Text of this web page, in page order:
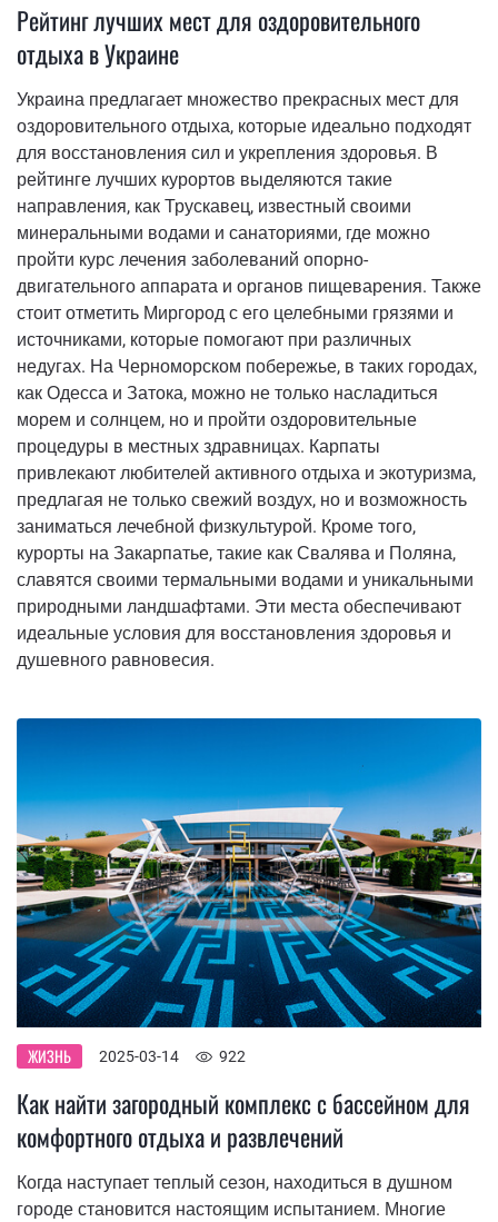
Рейтинг лучших мест для оздоровительного
отдыха в Украине
Украина предлагает множество прекрасных мест для
оздоровительного отдыха, которые идеально подходят
для восстановления сил и укрепления здоровья. В
рейтинге лучших курортов выделяются такие
направления, как Трускавец, известный своими
минеральными водами и санаториями, где можно
пройти курс лечения заболеваний опорно-
двигательного аппарата и органов пищеварения. Также
стоит отметить Миргород с его целебными грязями и
источниками, которые помогают при различных
недугах. На Черноморском побережье, в таких городах,
как Одесса и Затока, можно не только насладиться
морем и солнцем, но и пройти оздоровительные
процедуры в местных здравницах. Карпаты
привлекают любителей активного отдыха и экотуризма,
предлагая не только свежий воздух, но и возможность
заниматься лечебной физкультурой. Кроме того,
курорты на Закарпатье, такие как Свалява и Поляна,
славятся своими термальными водами и уникальными
природными ландшафтами. Эти места обеспечивают
идеальные условия для восстановления здоровья и
душевного равновесия.
ЖИЗНЬ 2025-03-14 922
Как найти загородный комплекс с бассейном для
комфортного отдыха и развлечений
Когда наступает теплый сезон, находиться в душном
городе становится настоящим испытанием. Многие